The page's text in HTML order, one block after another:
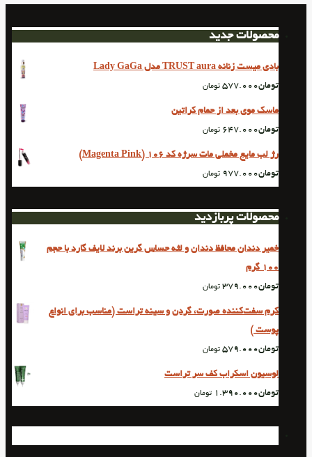
محصولات جدید
بادی میست زنانه TRUST aura مدل Lady GaGa
تومان577.000 تومان
ماسک موی بعد از حمام کراتین
تومان647.000 تومان
رژ لب مایع مخملی مات سرژه کد 106 (Magenta Pink)
تومان977.000 تومان
محصولات پربازدید
خمیر دندان محافظ دندان و لثه حساس گرین برند لایف گارد با حجم
100 گرم
تومان379.000 تومان
کرم سفت‌کننده صورت، گردن و سینه تراست (مناسب برای انواع
پوست )
تومان579.000 تومان
لوسیون اسکراب کف سر تراست
تومان1.390.000 تومان